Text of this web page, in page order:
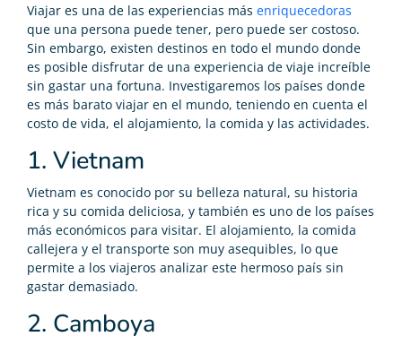
Viajar es una de las experiencias más enriquecedoras
que una persona puede tener, pero puede ser costoso.
Sin embargo, existen destinos en todo el mundo donde
es posible disfrutar de una experiencia de viaje increíble
sin gastar una fortuna. Investigaremos los países donde
es más barato viajar en el mundo, teniendo en cuenta el
costo de vida, el alojamiento, la comida y las actividades.
1. Vietnam
Vietnam es conocido por su belleza natural, su historia
rica y su comida deliciosa, y también es uno de los países
más económicos para visitar. El alojamiento, la comida
callejera y el transporte son muy asequibles, lo que
permite a los viajeros analizar este hermoso país sin
gastar demasiado.
2. Camboya